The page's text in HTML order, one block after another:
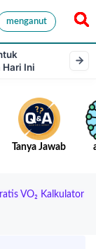
menganut
Hari Ini
Tanya Jawab
VO₂ Kalkulator